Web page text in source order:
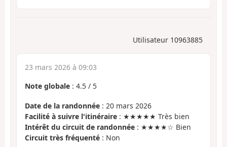
Utilisateur 10963885
23 mars 2026 à 09:03
Note globale : 4.5 / 5
Date de la randonnée : 20 mars 2026
Facilité à suivre l'itinéraire : ★★★★★ Très bien
Intérêt du circuit de randonnée : ★★★★☆ Bien
Circuit très fréquenté : Non